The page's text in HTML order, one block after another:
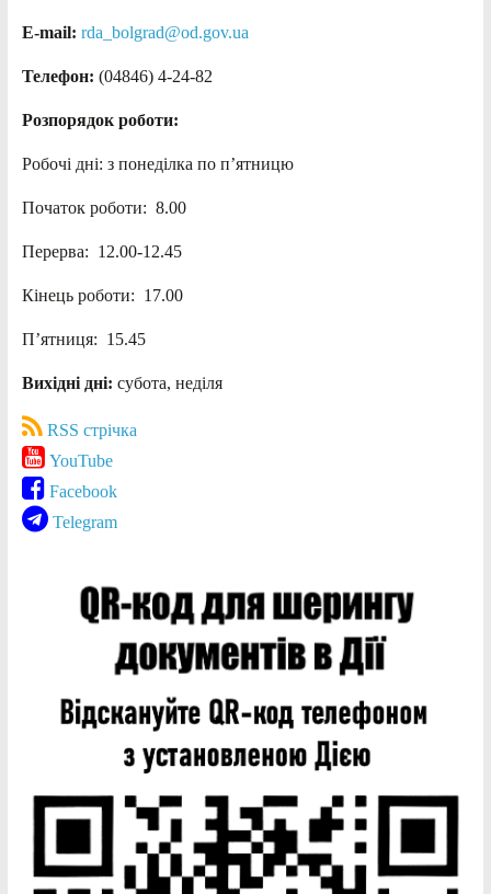
E-mail: rda_bolgrad@od.gov.ua
Телефон: (04846) 4-24-82
Розпорядок роботи:
Робочі дні: з понеділка по п’ятницю
Початок роботи: 8.00
Перерва: 12.00-12.45
Кінець роботи: 17.00
П’ятниця: 15.45
Вихідні дні: субота, неділя
RSS стрічка
YouTube
Facebook
Telegram